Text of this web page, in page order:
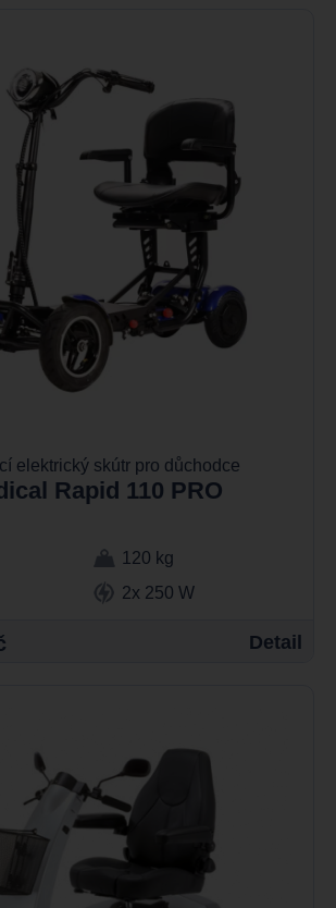
elektrický skútr pro důchodce
Rapid 110 PRO
120 kg
2x 250 W
Detail